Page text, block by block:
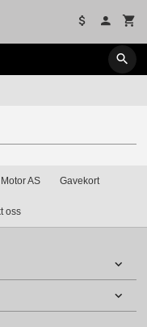
AS Gavekort
oss